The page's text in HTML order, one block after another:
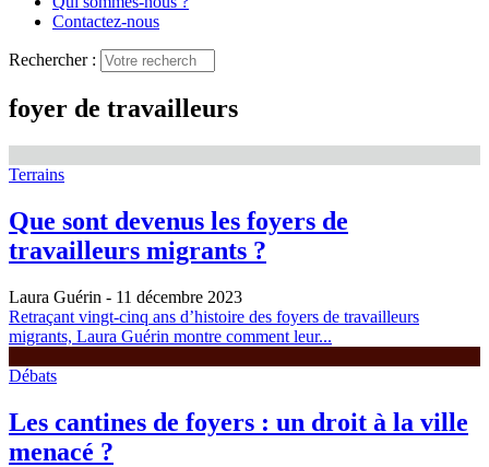
Contactez-nous
Rechercher :
foyer de travailleurs
Terrains
Que sont devenus les foyers de
travailleurs migrants ?
Laura Guérin - 11 décembre 2023
Retraçant vingt-cinq ans d’histoire des foyers de travailleurs
migrants, Laura Guérin montre comment leur...
Débats
Les cantines de foyers : un droit à la ville
menacé ?